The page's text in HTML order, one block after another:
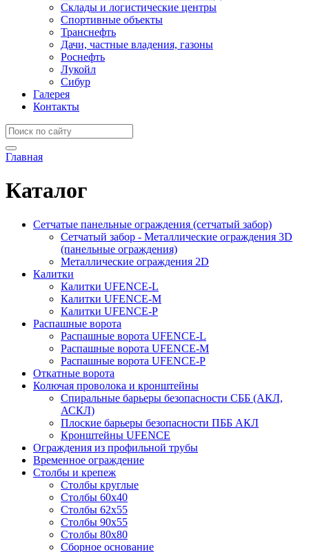
Склады и логистические центры
Спортивные объекты
Транснефть
Дачи, частные владения, газоны
Роснефть
Лукойл
Сибур
Галерея
Контакты
Главная
Каталог
Сетчатые панельные ограждения (сетчатый забор)
Сетчатый забор - Металлические ограждения 3D
(панельные ограждения)
Металлические ограждения 2D
Калитки
Калитки UFENCE-L
Калитки UFENCE-M
Калитки UFENCE-P
Распашные ворота
Распашные ворота UFENCE-L
Распашные ворота UFENCE-M
Распашные ворота UFENCE-P
Откатные ворота
Колючая проволока и кронштейны
Спиральные барьеры безопасности СББ (АКЛ,
АСКЛ)
Плоские барьеры безопасности ПББ АКЛ
Кронштейны UFENCE
Ограждения из профильной трубы
Временное ограждение
Столбы и крепеж
Столбы круглые
Столбы 60х40
Столбы 62х55
Столбы 90х55
Столбы 80х80
Сборное основание